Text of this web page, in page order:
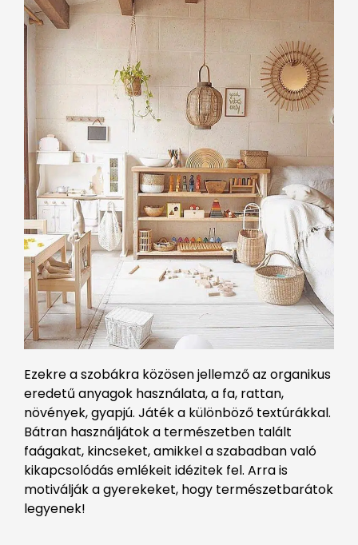
Ezekre a szobákra közösen jellemző az organikus
eredetű anyagok használata, a fa, rattan,
növények, gyapjú. Játék a különböző textúrákkal.
Bátran használjátok a természetben talált
faágakat, kincseket, amikkel a szabadban való
kikapcsolódás emlékeit idézitek fel. Arra is
motiválják a gyerekeket, hogy természetbarátok
legyenek!